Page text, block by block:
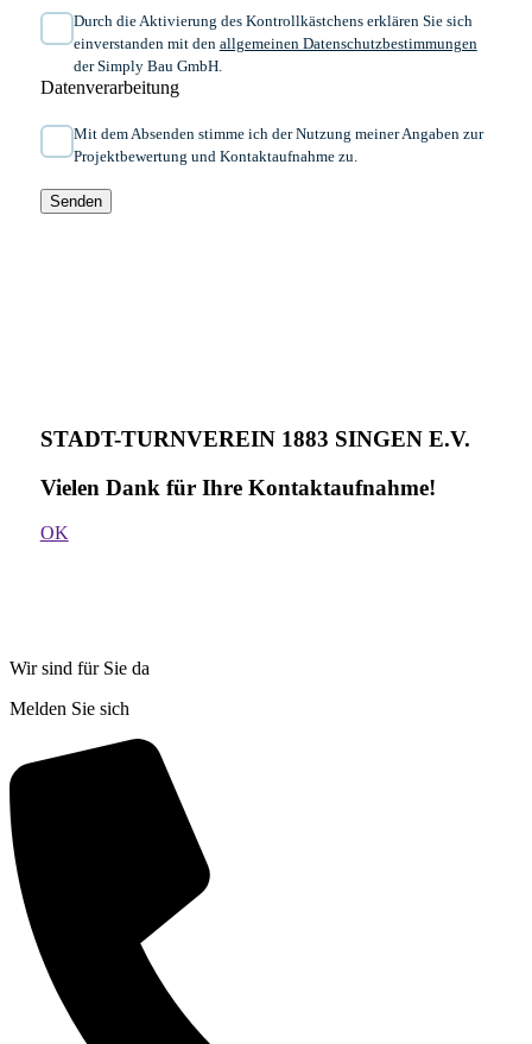
Durch die Aktivierung des Kontrollkästchens erklären Sie sich
einverstanden mit den allgemeinen ​Daten­schutz­bestim­mungen​​​
der Simply Bau GmbH.
Datenverarbeitung
Mit dem Absenden stimme ich der Nutzung meiner Angaben zur
Projektbewertung und Kontaktaufnahme zu.
Senden
STADT-TURNVEREIN 1883 SINGEN E.V.
Vielen Dank für Ihre Kontakt­aufnahme!
OK
Wir sind für Sie da
Melden Sie sich